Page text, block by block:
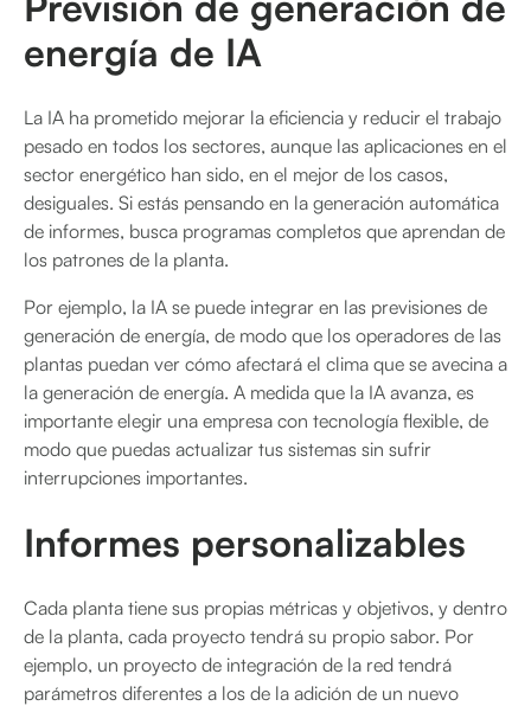
energía de IA
La IA ha prometido mejorar la eficiencia y reducir el trabajo
pesado en todos los sectores, aunque las aplicaciones en el
sector energético han sido, en el mejor de los casos,
desiguales. Si estás pensando en la generación automática
de informes, busca programas completos que aprendan de
los patrones de la planta.
Por ejemplo, la IA se puede integrar en las previsiones de
generación de energía, de modo que los operadores de las
plantas puedan ver cómo afectará el clima que se avecina a
la generación de energía. A medida que la IA avanza, es
importante elegir una empresa con tecnología flexible, de
modo que puedas actualizar tus sistemas sin sufrir
interrupciones importantes.
Informes personalizables
Cada planta tiene sus propias métricas y objetivos, y dentro
de la planta, cada proyecto tendrá su propio sabor. Por
ejemplo, un proyecto de integración de la red tendrá
parámetros diferentes a los de la adición de un nuevo